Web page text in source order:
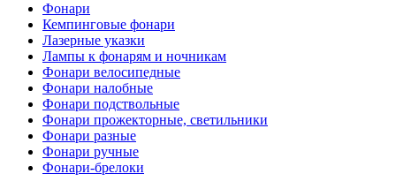
Фонари
Кемпинговые фонари
Лазерные указки
Лампы к фонарям и ночникам
Фонари велосипедные
Фонари налобные
Фонари подствольные
Фонари прожекторные, светильники
Фонари разные
Фонари ручные
Фонари-брелоки